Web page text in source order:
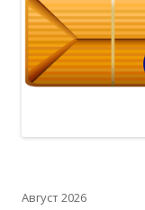
Август 2026